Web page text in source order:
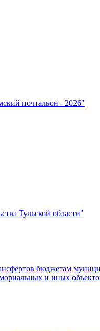
почтальон - 2026"
Тульской области"
бюджетам
и иных